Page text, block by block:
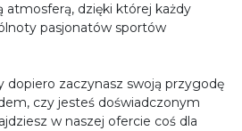
atmosferą, dzięki której każdy
pasjonatów sportów
dopiero zaczynasz swoją przygodę
czy jesteś doświadczonym
w naszej ofercie coś dla